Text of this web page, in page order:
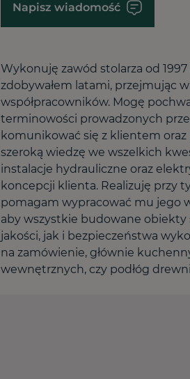
Napisz wiadomość
Wykonuję zawód stolarza od
zdobywałem latami, przejmując
współpracowników. Mogę
terminowości prowadzonych
komunikować się z klientem
szeroką wiedzę we wszelkich
instalacje hydrauliczne oraz
koncepcji klienta. Realizuję przy
pomagam wypracować mu jego
aby wszystkie budowane obiekty
jakości, jak i bezpieczeństwa
na zamówienie, głównie
wewnętrznych, czy podłóg